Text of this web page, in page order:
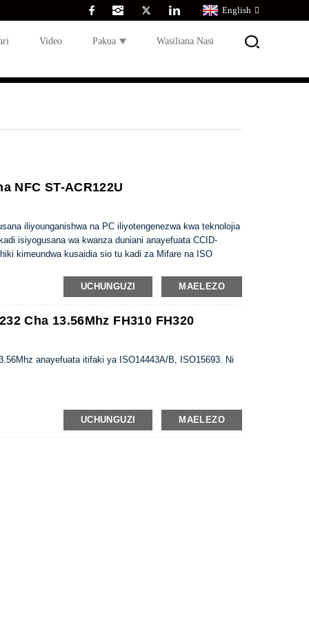
English
Video Pakua Wasiliana Nasi
NFC ST-ACR122U
iliyounganishwa na PC iliyotengenezwa kwa teknolojia
isiyogusana wa kwanza duniani anayefuata CCID-
kimeundwa kusaidia sio tu kadi za Mifare na ISO
UCHUNGUZI MAELEZO
Cha 13.56Mhz FH310 FH320
anayefuata itifaki ya ISO14443A/B, ISO15693. Ni
UCHUNGUZI MAELEZO